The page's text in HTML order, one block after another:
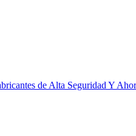
de Alta Seguridad Y